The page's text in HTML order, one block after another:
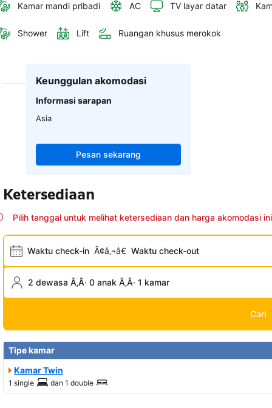
Kamar mandi pribadi AC TV layar datar
Shower Lift Ruangan khusus merokok
Keunggulan akomodasi
Informasi sarapan
Asia
Pesan sekarang
Ketersediaan
Pilih tanggal untuk melihat ketersediaan dan harga akomodasi ini
Waktu check-in Ã¢â‚¬â€ Waktu check-out
2 dewasa Ã‚Â· 0 anak Ã‚Â· 1 kamar
Cari
Tipe kamar
Kamar Twin
1 single dan 1 double